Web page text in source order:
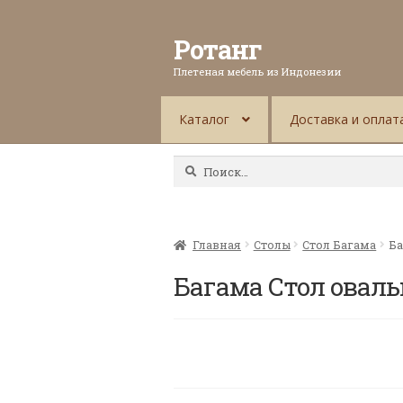
Ротанг
Плетеная мебель из Индонезии
Каталог Доставка и
Найти:
Главная Столы Стол Багама
Багама Стол